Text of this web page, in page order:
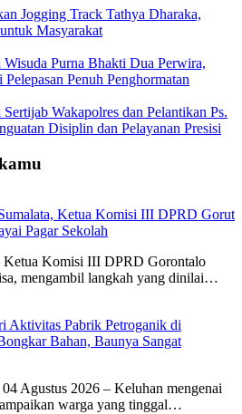
Jogging Track Tathya Dharaka,
Masyarakat
Purna Bhakti Dua Perwira,
Penuh Penghormatan
Wakapolres dan Pelantikan Ps.
Disiplin dan Pelayanan Presisi
Ketua Komisi III DPRD Gorut
Pagar Sekolah
Komisi III DPRD Gorontalo
mengambil langkah yang dinilai…
Aktivitas Pabrik Petroganik di
Bahan, Baunya Sangat
Agustus 2026 – Keluhan mengenai
warga yang tinggal…